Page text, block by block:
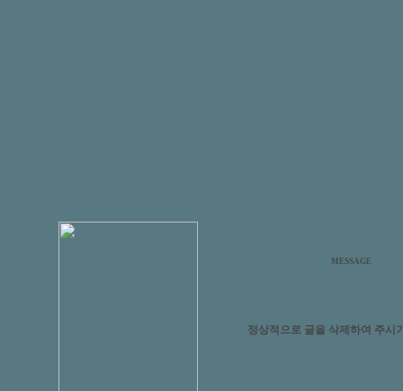
MESSAGE
정상적으로 글을 삭제하여 주시